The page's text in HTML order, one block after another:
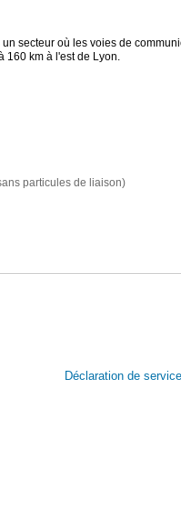
secteur où les voies de
160 km à l'est de Lyon.
particules de liaison)
Déclaration de